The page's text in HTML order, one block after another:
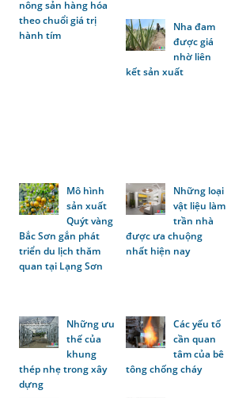
nông sản hàng hóa
theo chuổi giá trị
hành tím
Nha đam
được giá
nhờ liên
kết sản xuất
Mô hình
sản xuất
Quýt vàng
Bắc Sơn gắn phát
triển du lịch thăm
quan tại Lạng Sơn
Những loại
vật liệu làm
trần nhà
được ưa chuộng
nhất hiện nay
Những ưu
thế của
khung
thép nhẹ trong xây
dựng
Các yếu tố
cần quan
tâm của bê
tông chống cháy